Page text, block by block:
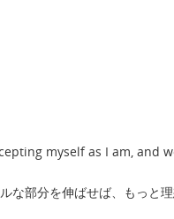
myself as I am, and
な部分を伸ばせば、もっと